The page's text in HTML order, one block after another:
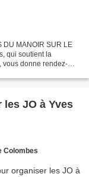
DU MANOIR SUR LE
qui soutient la
vous donne rendez-
à Yves
Colombes